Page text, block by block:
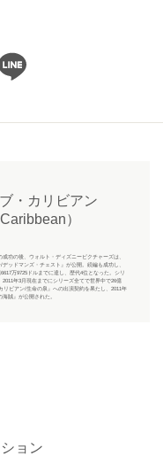
・カリビアン
）
功の後、ウォルト・ディズニーピクチャーズは、
ッドマンズ・チェスト』が公開。続編も成功し、
万9725ドルまでに達し、歴代4位となった。シリ
年3月現在までにシリーズ全てで世界中で26億
リビアン/生命の泉』への出演契約を果たし、2011年
賊』が公開された。
ョン